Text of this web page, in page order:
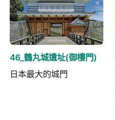
46_鶴丸城遺址(御樓門)
日本最大的城門